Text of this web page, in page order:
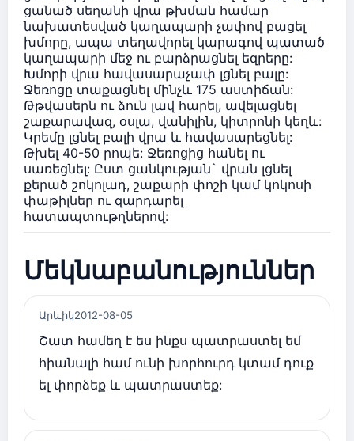
ցանած սեղանի վրա թխման համար
նախատեսված կաղապարի չափով բացել
խմորը, ապա տեղավորել կարագով պատած
կաղապարի մեջ ու բարձրացնել եզրերը:
Խմորի վրա հավասարաչափ լցնել բալը:
Ջեռոցը տաքացնել մինչև 175 աստիճան:
Թթվասերն ու ձուն լավ հարել, ավելացնել
շաքարավազ, օսլա, վանիլին, կիտրոնի կեղև:
Կրեմը լցնել բալի վրա և հավասարեցնել:
Թխել 40-50 րոպե: Ջեռոցից հանել ու
սառեցնել: Ըստ ցանկության` վրան լցնել
քերած շոկոլադ, շաքարի փոշի կամ կոկոսի
փաթիլներ ու զարդարել
հատապտութղներով:
Մեկնաբանություններ
Արևիկ2012-08-05
Շատ համեղ է ես ինքս պատրաստել եմ
հիանալի համ ունի խորհուրդ կտամ դուք
ել փորձեք և պատրաստեք: